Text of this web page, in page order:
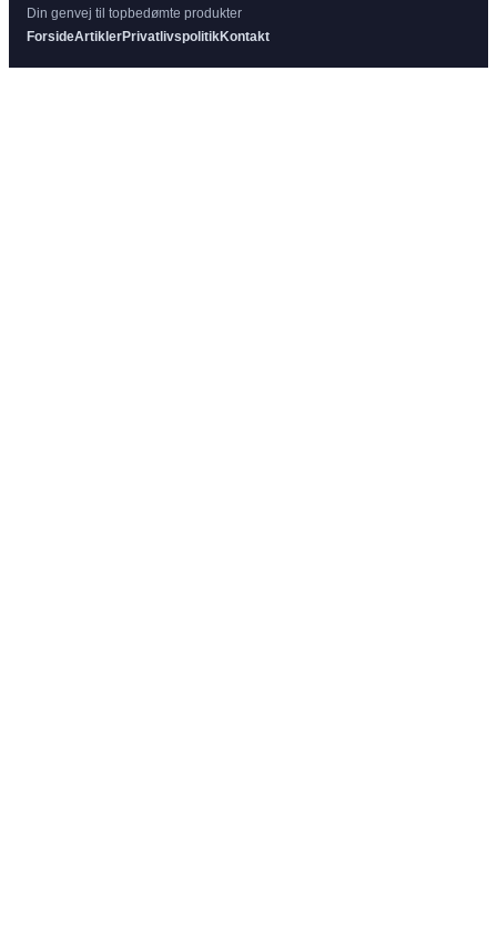
Din genvej til topbedømte produkter
ForsideArtiklerPrivatlivspolitikKontakt